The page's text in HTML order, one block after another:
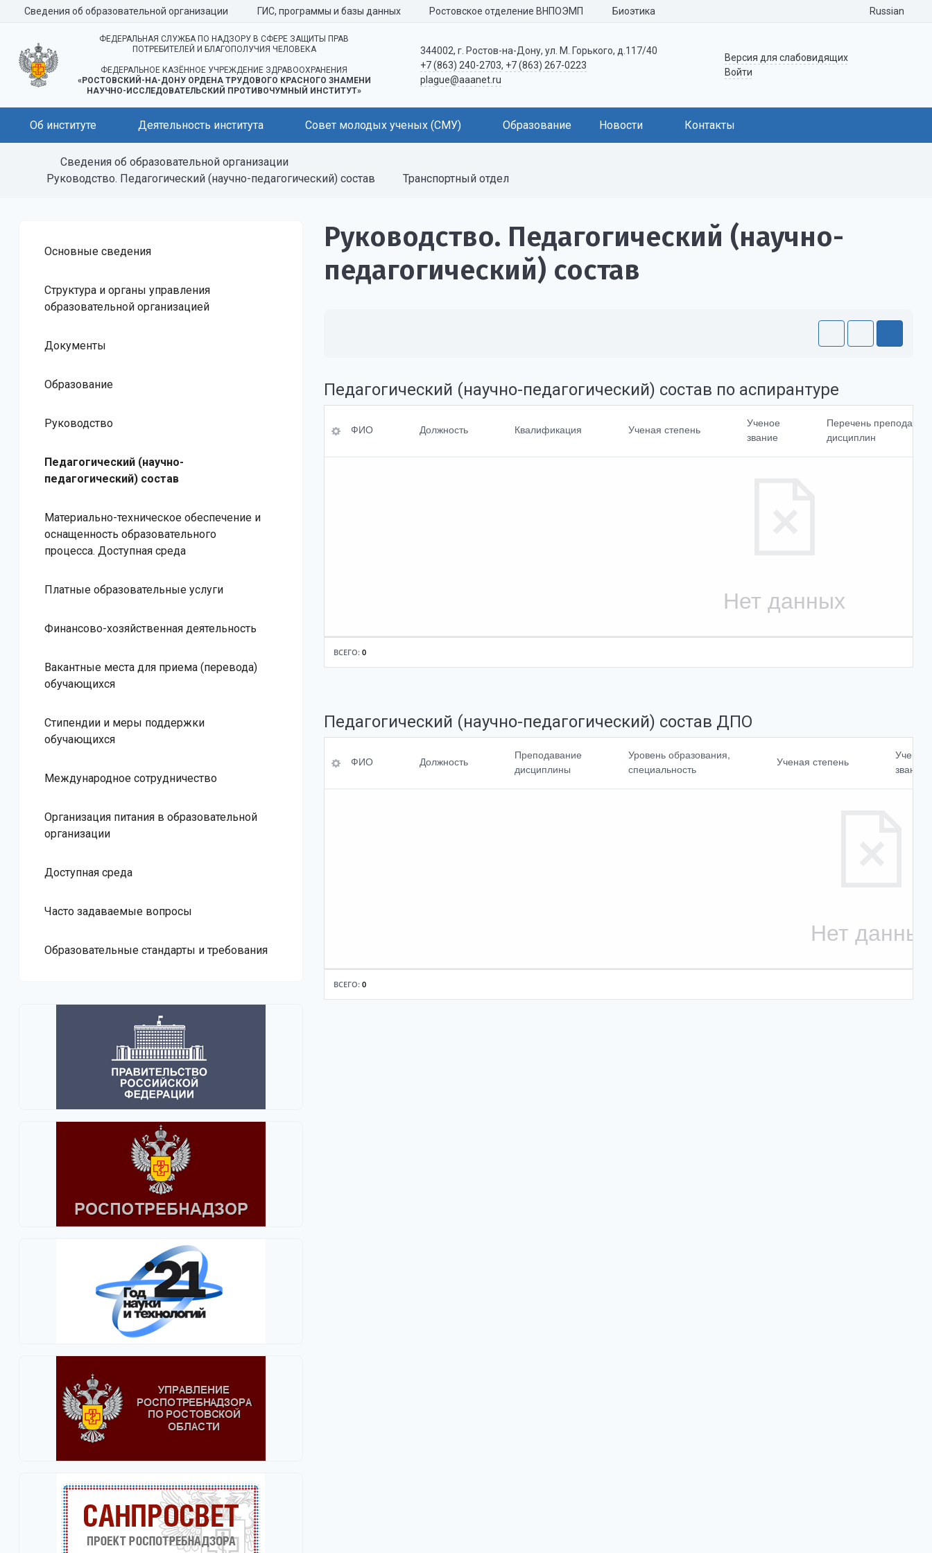
Сведения об образовательной организации ГИС, программы и базы данных Ростовское отделение ВНПОЭМП Биоэтика Russian
ФЕДЕРАЛЬНАЯ СЛУЖБА ПО НАДЗОРУ В СФЕРЕ ЗАЩИТЫ ПРАВ
ПОТРЕБИТЕЛЕЙ И БЛАГОПОЛУЧИЯ ЧЕЛОВЕКА
ФЕДЕРАЛЬНОЕ КАЗЁННОЕ УЧРЕЖДЕНИЕ ЗДРАВООХРАНЕНИЯ
«РОСТОВСКИЙ-НА-ДОНУ ОРДЕНА ТРУДОВОГО КРАСНОГО ЗНАМЕНИ
НАУЧНО-ИССЛЕДОВАТЕЛЬСКИЙ ПРОТИВОЧУМНЫЙ ИНСТИТУТ»
344002, г. Ростов-на-Дону, ул. М. Горького, д.117/40
+7 (863) 240-2703, +7 (863) 267-0223
plague@aaanet.ru
Версия для слабовидящих
Войти
Об институте Деятельность института Совет молодых ученых (СМУ) Образование Новости Контакты
Сведения об образовательной организации
Руководство. Педагогический (научно-педагогический) состав
Транспортный отдел
Основные сведения
Структура и органы управления
образовательной организацией
Документы
Образование
Руководство
Педагогический (научно-
педагогический) состав
Материально-техническое обеспечение и
оснащенность образовательного
процесса. Доступная среда
Платные образовательные услуги
Финансово-хозяйственная деятельность
Вакантные места для приема (перевода)
обучающихся
Стипендии и меры поддержки
обучающихся
Международное сотрудничество
Организация питания в образовательной
организации
Доступная среда
Часто задаваемые вопросы
Образовательные стандарты и требования
Руководство. Педагогический (научно-
педагогический) состав
Педагогический (научно-педагогический) состав по аспирантуре
подготовки<br>и
ФИО Должность Квалификация Ученая степень
Ученое
звание
Перечень
дисциплин
Нет данных
ВСЕГО: 0
Педагогический (научно-педагогический) состав ДПО
Уровень
образования,
Повышение
квалификации,
ФИО Должность
Преподавание
дисциплины
Уровень образования,
специальность
Ученая степень
Ученое
звание
Нет данных
ВСЕГО: 0